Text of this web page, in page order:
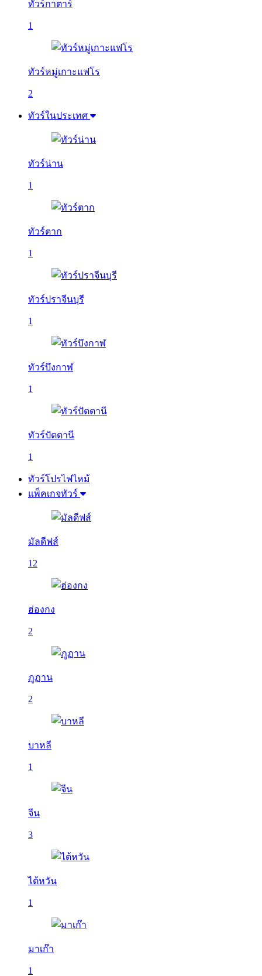
ทัวร์กาตาร์
1
ทัวร์หมู่เกาะแฟโร
2
ทัวร์ในประเทศ
ทัวร์น่าน
1
ทัวร์ตาก
1
ทัวร์ปราจีนบุรี
1
ทัวร์บึงกาฬ
1
ทัวร์ปัตตานี
1
ทัวร์โปรไฟไหม้
แพ็คเกจทัวร์
มัลดีฟส์
12
ฮ่องกง
2
ภูฏาน
2
บาหลี
1
จีน
3
ไต้หวัน
1
มาเก๊า
1